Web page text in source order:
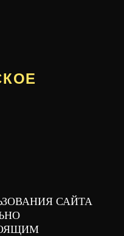
САЙТА